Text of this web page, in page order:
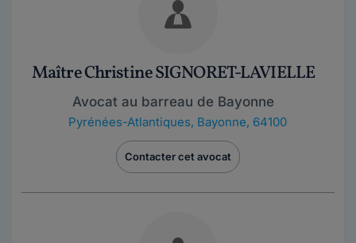
Maître Christine SIGNORET-LAVIELLE
Avocat au barreau de Bayonne
Pyrénées-Atlantiques, Bayonne, 64100
Contacter cet avocat